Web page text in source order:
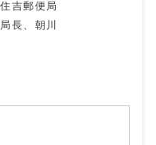
吉郵便局
長、朝川